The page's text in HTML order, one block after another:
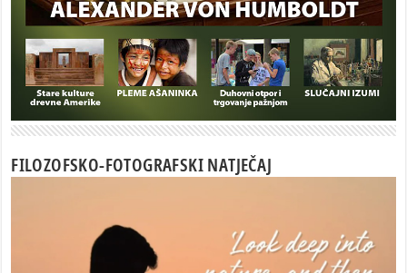
FILOZOFSKO-FOTOGRAFSKI NATJEČAJ